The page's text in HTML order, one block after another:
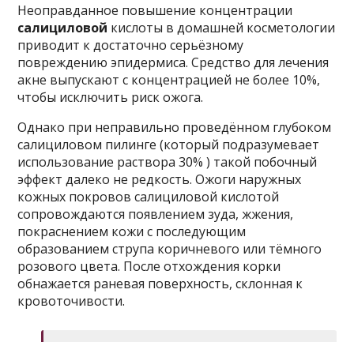
Неоправданное повышение концентрации
салициловой кислоты в домашней косметологии
приводит к достаточно серьёзному
повреждению эпидермиса. Средство для лечения
акне выпускают с концентрацией не более 10%,
чтобы исключить риск ожога.
Однако при неправильно проведённом глубоком
салициловом пилинге (который подразумевает
использование раствора 30% ) такой побочный
эффект далеко не редкость. Ожоги наружных
кожных покровов салициловой кислотой
сопровождаются появлением зуда, жжения,
покраснением кожи с последующим
образованием струпа коричневого или тёмного
розового цвета. После отхождения корки
обнажается раневая поверхность, склонная к
кровоточивости.